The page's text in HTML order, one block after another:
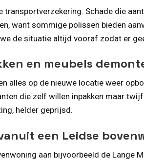
Schade die
want sommige polissen bieden
de situatie altijd vooraf zodat er
en meubels
alles op de nieuwe locatie weer
die zelf willen inpakken maar
helder geprijsd.
een Leidse
aan bijvoorbeeld de Lange